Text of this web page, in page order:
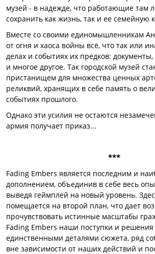
музей - в надежде, что работающие там
сохранить как жизнь, так и ее семейную
Вместе со своими единомышленникам
от огня и хаоса войны всё, что так или
делах и событиях их предков:
и многое другое. Так городской музей
пристанищем для множества ценных
реликвий, хранящих в себе память о
событиях прошлого.
Однако эти усилия не остаются
армия получает приказ...
***
Fading Embers является последним и
дополнением, объединив в себе весь
выведя геймплей на новый уровень.
помещается на второй план, что дает
прочувствовать истинные масштабы
Fading Embers наши поступки и
единственными деталями сюжета, ряд
вне зависимости от наших действий и